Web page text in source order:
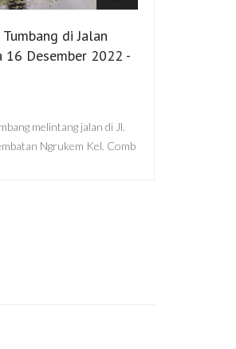
di Jalan
16 Desember 2022 -
melintang jalan di Jl.
Ngrukem Kel. Comb